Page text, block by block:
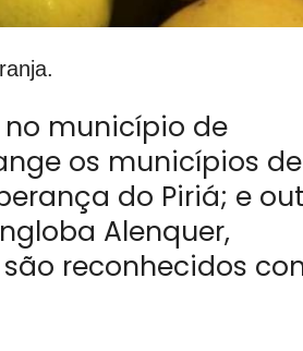
no município de
os municípios de
do Piriá; e
Alenquer,
reconhecidos